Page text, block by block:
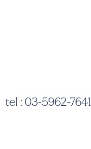
tel : 03-5962-7641